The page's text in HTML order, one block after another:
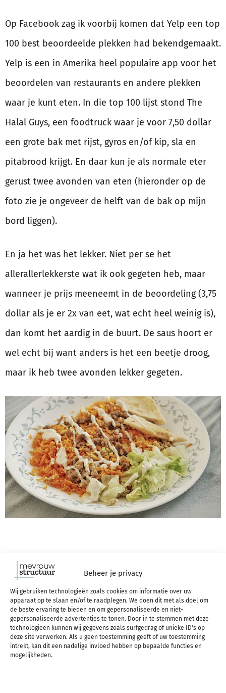
Beheer je privacy
Wij gebruiken technologieën zoals cookies om informatie over uw
apparaat op te slaan en/of te raadplegen. We doen dit met als doel om
de beste ervaring te bieden en om gepersonaliseerde en niet-
gepersonaliseerde advertenties te tonen. Door in te stemmen met deze
technologieën kunnen wij gegevens zoals surfgedrag of unieke ID's op
deze site verwerken. Als u geen toestemming geeft of uw toestemming
intrekt, kan dit een nadelige invloed hebben op bepaalde functies en
mogelijkheden.
Op Facebook zag ik voorbij komen dat Yelp een top
100 best beoordeelde plekken had bekendgemaakt.
Yelp is een in Amerika heel populaire app voor het
beoordelen van restaurants en andere plekken
waar je kunt eten. In die top 100 lijst stond The
Halal Guys, een foodtruck waar je voor 7,50 dollar
een grote bak met rijst, gyros en/of kip, sla en
pitabrood krijgt. En daar kun je als normale eter
gerust twee avonden van eten (hieronder op de
foto zie je ongeveer de helft van de bak op mijn
bord liggen).
En ja het was het lekker. Niet per se het
allerallerlekkerste wat ik ook gegeten heb, maar
wanneer je prijs meeneemt in de beoordeling (3,75
dollar als je er 2x van eet, wat echt heel weinig is),
dan komt het aardig in de buurt. De saus hoort er
wel echt bij want anders is het een beetje droog,
maar ik heb twee avonden lekker gegeten.
Goed weer & Central
Park